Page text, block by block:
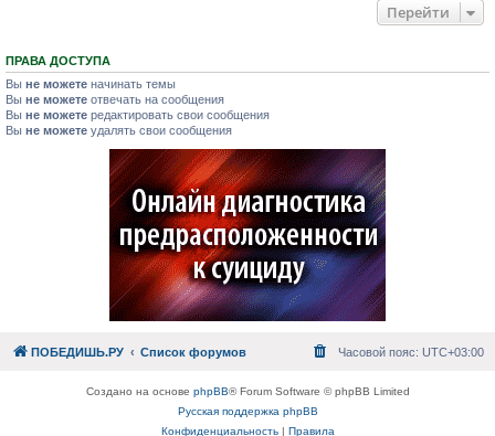
Перейти
ПРАВА ДОСТУПА
Вы не можете начинать темы
Вы не можете отвечать на сообщения
Вы не можете редактировать свои сообщения
Вы не можете удалять свои сообщения
ПОБЕДИШЬ.РУ Список форумов Часовой пояс: UTC+03:00
Создано на основе phpBB® Forum Software © phpBB Limited
Русская поддержка phpBB
Конфиденциальность| Правила